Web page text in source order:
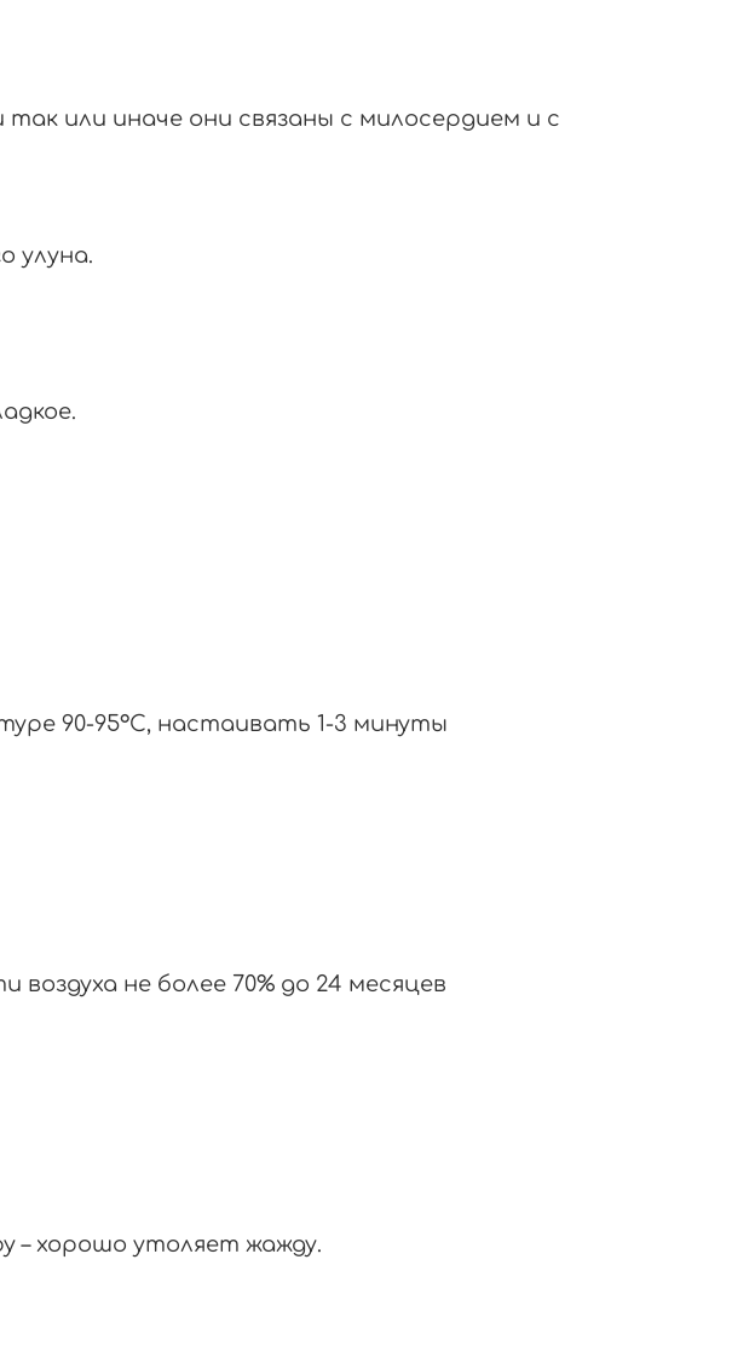
или иначе они связаны с милосердием и с
улуна.
90-95°С, настаивать 1-3 минуты
не более 70% до 24 месяцев
– хорошо утоляет жажду.